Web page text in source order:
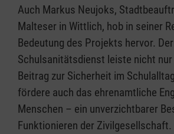
Auch Markus Neujoks,
Malteser in Wittlich, hob in seiner
Bedeutung des Projekts hervor. Der
Schulsanitätsdienst leiste nicht
Beitrag zur Sicherheit im
fördere auch das ehrenamtliche
Menschen – ein unverzichtbarer
Funktionieren der Zivilgesellschaft.